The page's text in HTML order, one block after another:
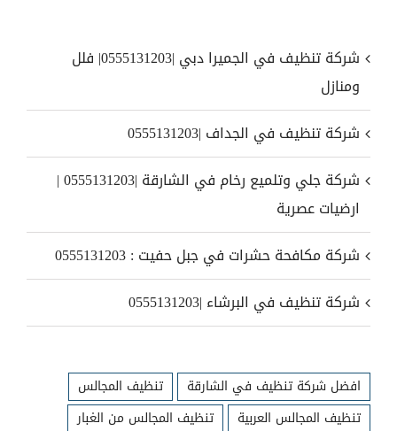
شركة تنظيف في الجميرا دبي |0555131203| فلل
ومنازل
شركة تنظيف في الجداف |0555131203
شركة جلي وتلميع رخام في الشارقة |0555131203 |
ارضيات عصرية
شركة مكافحة حشرات في جبل حفيت : 0555131203
شركة تنظيف في البرشاء |0555131203
افضل شركة تنظيف في الشارقة
تنظيف المجالس
تنظيف المجالس العربية
تنظيف المجالس من الغبار